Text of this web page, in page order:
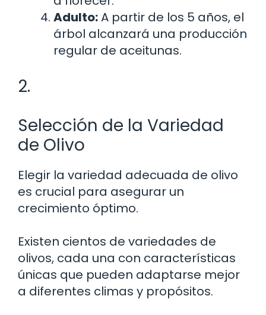
Adulto:A partir de los 5 años, el
árbol alcanzará una producción
regular de aceitunas.
2.
Selección de la Variedad
de Olivo
Elegir la variedad adecuada de olivo
es crucial para asegurar un
crecimiento óptimo.
Existen cientos de variedades de
olivos, cada una con características
únicas que pueden adaptarse mejor
a diferentes climas y propósitos.